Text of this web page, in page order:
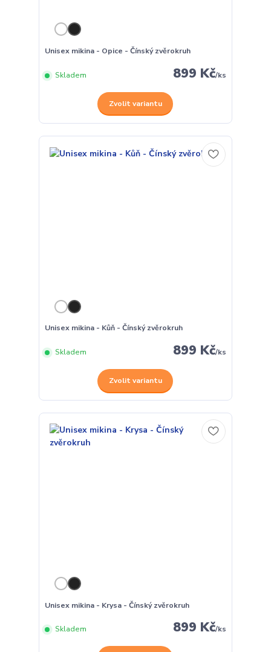
Unisex mikina - Opice - Čínský zvěrokruh
899 Kč/ks
Skladem
Zvolit variantu
Unisex mikina - Kůň - Čínský zvěrokruh
899 Kč/ks
Skladem
Zvolit variantu
Unisex mikina - Krysa - Čínský zvěrokruh
899 Kč/ks
Skladem